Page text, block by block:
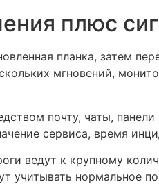
плюс
планка, затем
мгновений,
почту, чаты,
сервиса, время
ведут к крупному
учитывать нормальное